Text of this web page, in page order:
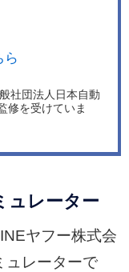
ら
社団法人日本自動
修を受けていま
ュレーター
ヤフー株式会
ュレーターで